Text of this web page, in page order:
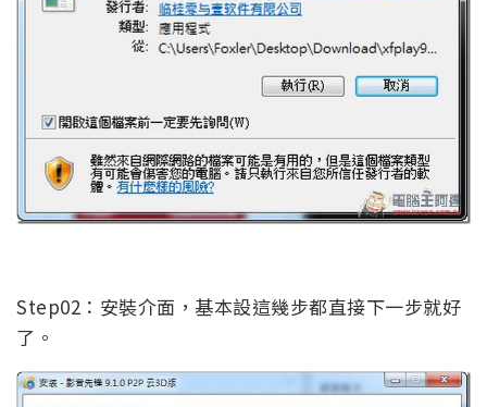
Step02：安裝介面，基本設這幾步都直接下一步就好
了。